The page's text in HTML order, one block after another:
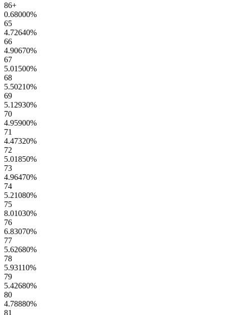
86+
0.68000%
65
4.72640%
66
4.90670%
67
5.01500%
68
5.50210%
69
5.12930%
70
4.95900%
71
4.47320%
72
5.01850%
73
4.96470%
74
5.21080%
75
8.01030%
76
6.83070%
77
5.62680%
78
5.93110%
79
5.42680%
80
4.78880%
81